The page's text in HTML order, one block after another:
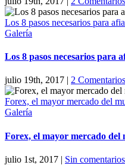
Los 8 pasos necesarios para
Galería
Los 8 pasos necesarios para
julio 19th, 2017 2 Comentarios
Forex, el mayor mercado del
Galería
Forex, el mayor mercado del
julio 1st, 2017 | Sin comentarios